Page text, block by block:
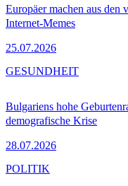
Europäer machen aus den
Internet-Memes
25.07.2026
Bulgariens hohe
demografische Krise
28.07.2026
GESUNDHEIT
POLITIK